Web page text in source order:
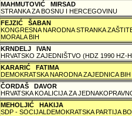
MAHMUTOVIĆ MIRSAD
STRANKA ZA BOSNU I HERCEGOVINU
FEJZIĆ ŠABAN
KONGRESNA NARODNA STRANKA
MORALA BIH
KRNDELJ IVAN
HRVATSKO ZAJEDNIŠTVO (HDZ 1990 HZ-
KARARIĆ FATIMA
DEMOKRATSKA NARODNA ZAJEDNICA BIH
ČORDAŠ DAVOR
HRVATSKA KOALICIJA ZA
MEHOLJIĆ HAKIJA
SDP - SOCIJALDEMOKRATSKA PARTIJA